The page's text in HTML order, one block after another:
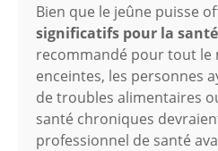
Bien que le jeûne puisse
significatifs pour la santé
recommandé pour tout le
enceintes, les personnes
de troubles alimentaires
santé chroniques
professionnel de santé